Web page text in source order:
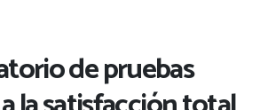
de pruebas